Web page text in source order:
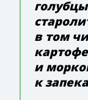
в том
и
к